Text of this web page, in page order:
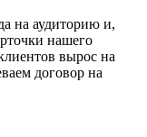
на аудиторию и,
нашего
вырос на
договор на